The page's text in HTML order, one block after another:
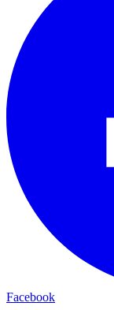
Facebook